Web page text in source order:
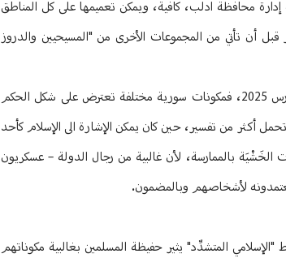
محافظة ادلب، كافية، ويمكن تعميمها على كل المناطق
أن تأتي من المجموعات الأخرى من "المسيحيين والدروز
لا يمكن تجاهل الاعتراضات الوازنة على صيغة الإعلان الدستوري الذي أصدره الرئيس أحمد الشرع في 13 آذار/مارس 2025، فمكونات سورية مختلفة تعترض على شكل الحكم
أكثر من تفسير، حين كان يمكن الإشارة الى الإسلام كأحد
بالممارسة، لأن غالبية من رجال الدولة – عسكريون
لأشخاصهم وبالمضمون.
المتشدِّد" يثير حفيظة المسلمين بغالبية مكوناتهم